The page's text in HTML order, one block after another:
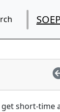
short-time